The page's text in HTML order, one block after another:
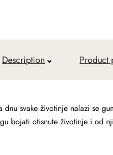
Description Product
svake životinje nalazi se
bojati otisnute životinje i od